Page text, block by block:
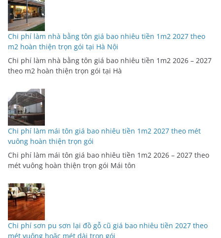
Chi phí làm nhà bằng tôn giá bao nhiêu tiền 1m2 2027 theo
m2 hoàn thiện trọn gói tại Hà Nội
Chi phí làm nhà bằng tôn giá bao nhiêu tiền 1m2 2026 – 2027
theo m2 hoàn thiện trọn gói tại Hà
Chi phí làm mái tôn giá bao nhiêu tiền 1m2 2027 theo mét
vuông hoàn thiện trọn gói
Chi phí làm mái tôn giá bao nhiêu tiền 1m2 2026 – 2027 theo
mét vuông hoàn thiện trọn gói Mái tôn
Chi phí sơn pu sơn lại đồ gỗ cũ giá bao nhiêu tiền 2027 theo
mét vuông hoặc mét dài trọn gói